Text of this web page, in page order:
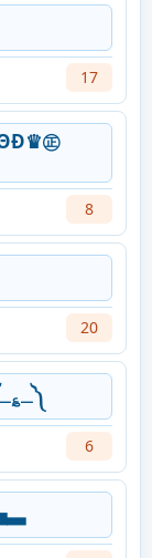
17
㊣
8
20
ツ꧁༒•ּ🐆⎝༽҉҈ـ؏ـ༽҉҈مۘــ༽҉҈ڪــمۘ༽
6